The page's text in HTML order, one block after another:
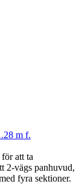
m f.
att ta
2-vägs panhuvud,
fyra sektioner.